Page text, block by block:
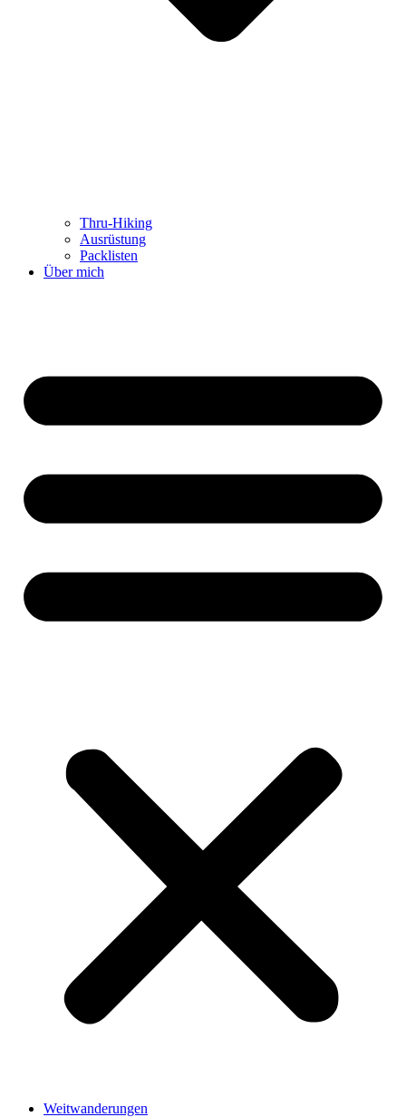
Thru-Hiking
Ausrüstung
Packlisten
Über mich
Weitwanderungen